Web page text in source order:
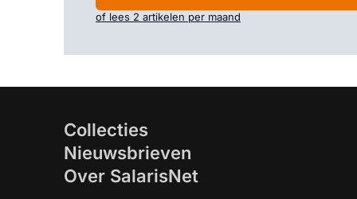
of lees 2 artikelen per maand
Collecties
Nieuwsbrieven
Over SalarisNet